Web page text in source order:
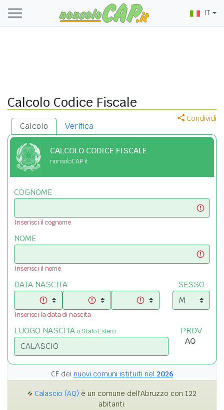
IT
Calcolo Codice Fiscale
Condividi
Calcolo Verifica
CALCOLO CODICE FISCALE
nonsoloCAP.it
COGNOME
Inserisci il cognome
NOME
Inserisci il nome
DATA NASCITA
Inserisci la data di nascita
SESSO
LUOGO NASCITA o Stato Estero PROV
CF dei nuovi comuni istituiti nel 2026
Calascio (AQ) è un comune dell'Abruzzo con 122
abitanti.